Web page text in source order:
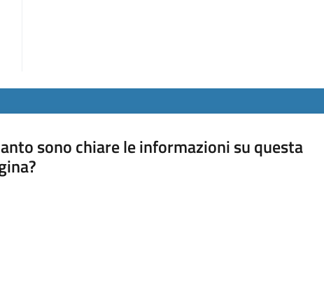
sono chiare le informazioni su questa